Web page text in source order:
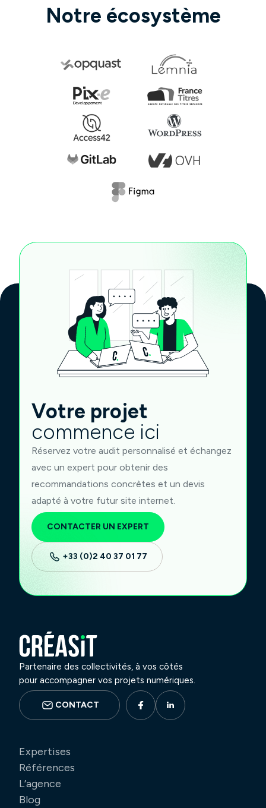
Notre écosystème
Votre projet
commence ici
Réservez votre audit personnalisé et échangez
avec un expert pour obtenir des
recommandations concrètes et un devis
adapté à votre futur site internet.
CONTACTER UN EXPERT
+33 (0)2 40 37 01 77
Partenaire des collectivités, à vos côtés
pour accompagner vos projets numériques.
CONTACT
Expertises
Références
L’agence
Blog